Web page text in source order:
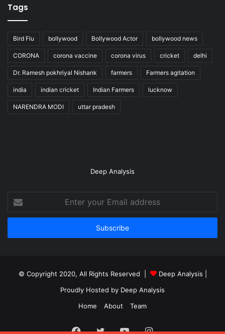
Tags
Bird Flu bollywood Bollywood Actor bollywood news
CORONA corona vaccine corona virus cricket delhi
Dr. Ramesh pokhriyal Nishank farmers Farmers agitation
india indian cricket Indian Farmers lucknow
NARENDRA MODI uttar pradesh
Deep Analysis
your
Email
© Copyright 2020, All Rights Reserved | Deep Analysis
Proudly Hosted by Deep Analysis
Home
About Team
Facebook
TwitterYouTubeInstagram